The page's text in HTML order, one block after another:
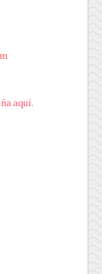
aquí.